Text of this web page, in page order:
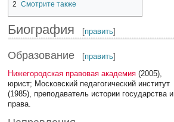
2
Смотрите также
Биография [править]
Образование [править]
Нижегородская правовая академия (2005),
юрист; Московский педагогический институт
(1985), преподаватель истории государства и
права.